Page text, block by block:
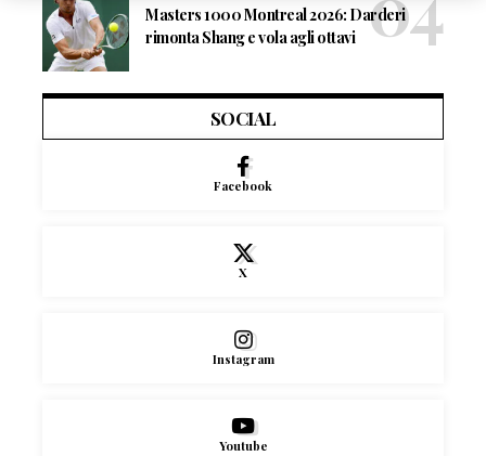
Masters 1000 Montreal 2026: Darderi
rimonta Shang e vola agli ottavi
SOCIAL
Facebook
X
Instagram
Youtube